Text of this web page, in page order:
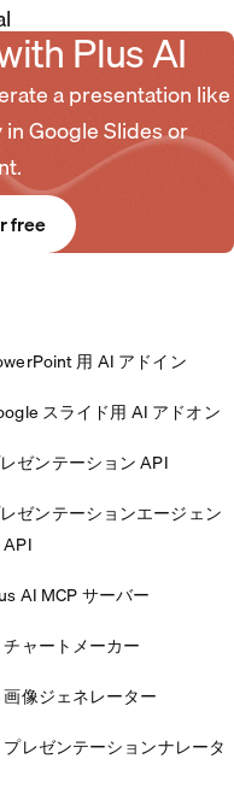
Plus AI
a presentation like
Google Slides or
free
用 AI アドイン
スライド用 AI アドオン
ゼンテーション API
ゼンテーションエージェン
API
AI MCP サーバー
ャートメーカー
像ジェネレーター
レゼンテーションナレータ